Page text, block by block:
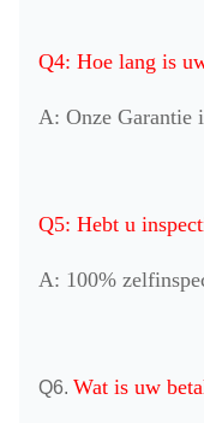
Q4: Hoe lang is
A: Onze Garantie
Q5: Hebt u
A: 100%
Q6. Wat is uw